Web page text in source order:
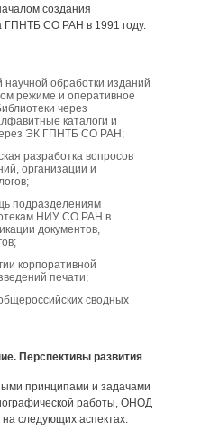
создания
ГПНТБ СО РАН в 1991 году.
обработки изданий
режиме и оперативное
через
каталоги и
ЭК ГПНТБ СО РАН;
разработка вопросов
организации и
подразделениям
НИУ СО РАН в
документов,
корпоративной
печати;
сводных
Перспективы развития.
принципами и задачами
работы, ОНОД
на следующих аспектах: